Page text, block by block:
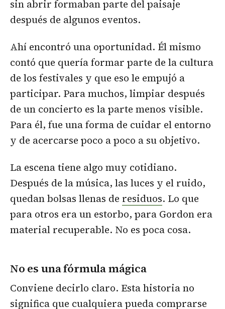
sin abrir formaban parte del paisaje
después de algunos eventos.
Ahí encontró una oportunidad. Él mismo
contó que quería formar parte de la cultura
de los festivales y que eso le empujó a
participar. Para muchos, limpiar después
de un concierto es la parte menos visible.
Para él, fue una forma de cuidar el entorno
y de acercarse poco a poco a su objetivo.
La escena tiene algo muy cotidiano.
Después de la música, las luces y el ruido,
quedan bolsas llenas de residuos. Lo que
para otros era un estorbo, para Gordon era
material recuperable. No es poca cosa.
No es una fórmula mágica
Conviene decirlo claro. Esta historia no
significa que cualquiera pueda comprarse